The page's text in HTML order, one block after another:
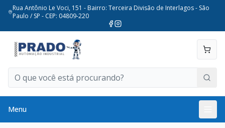
Rua Antônio Le Voci, 151 - Bairro: Terceira Divisão de Interlagos - São
Paulo / SP - CEP: 04809-220
Menu